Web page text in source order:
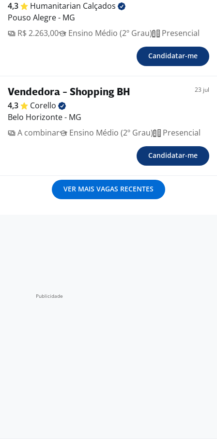
4,3 Humanitarian Calçados
Pouso Alegre - MG
R$ 2.263,00
Ensino Médio (2º Grau) Presencial
Candidatar-me
Vendedora - Shopping BH 23 jul
4,3
Corello
Belo Horizonte - MG
A combinar
Ensino Médio (2º Grau) Presencial
Candidatar-me
VER MAIS VAGAS RECENTES